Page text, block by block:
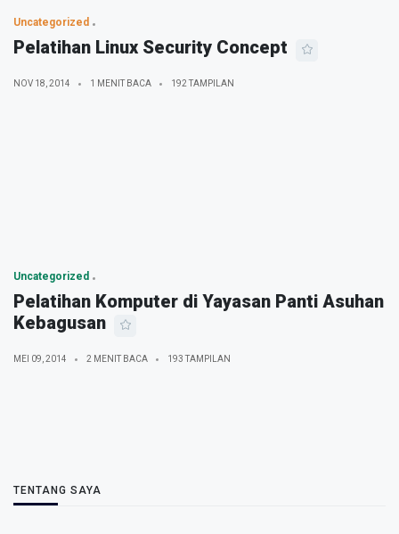
Uncategorized
Pelatihan Linux Security Concept
NOV 18, 2014 1 MENIT BACA 192 TAMPILAN
Uncategorized
Pelatihan Komputer di Yayasan Panti Asuhan
Kebagusan
MEI 09, 2014 2 MENIT BACA 193 TAMPILAN
TENTANG SAYA